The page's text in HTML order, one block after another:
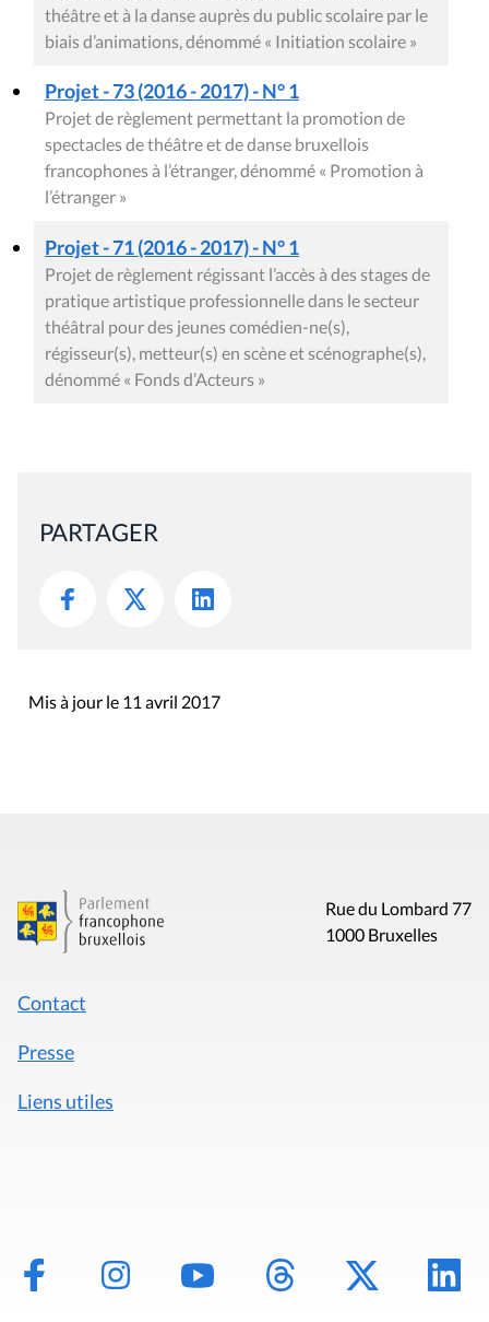
théâtre et à la danse auprès du public scolaire par le
biais d’animations, dénommé « Initiation scolaire »
Projet - 73 (2016 - 2017) - N° 1
Projet de règlement permettant la promotion de
spectacles de théâtre et de danse bruxellois
francophones à l’étranger, dénommé « Promotion à
l’étranger »
Projet - 71 (2016 - 2017) - N° 1
Projet de règlement régissant l’accès à des stages de
pratique artistique professionnelle dans le secteur
théâtral pour des jeunes comédien-ne(s),
régisseur(s), metteur(s) en scène et scénographe(s),
dénommé « Fonds d’Acteurs »
PARTAGER
Mis à jour le 11 avril 2017
Rue du Lombard 77
1000 Bruxelles
Contact
Presse
Liens utiles